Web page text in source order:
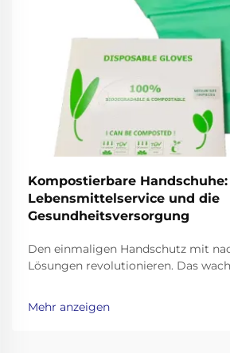
Kompostierbare
Lebensmittelservice und die
Gesundheitsversorgung
Den einmaligen Handschutz mit
Lösungen revolutionieren. Das
eine bemerkenswerte Hinwendung
Alternativen bei alltäglichen
Mehr anzeigen